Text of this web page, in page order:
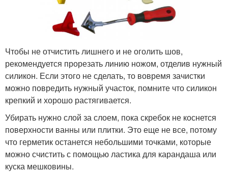
Чтобы не отчистить лишнего и не оголить шов,
рекомендуется прорезать линию ножом, отделив нужный
силикон. Если этого не сделать, то вовремя зачистки
можно повредить нужный участок, помните что силикон
крепкий и хорошо растягивается.
Убирать нужно слой за слоем, пока скребок не коснется
поверхности ванны или плитки. Это еще не все, потому
что герметик останется небольшими точками, которые
можно счистить с помощью ластика для карандаша или
куска мешковины.